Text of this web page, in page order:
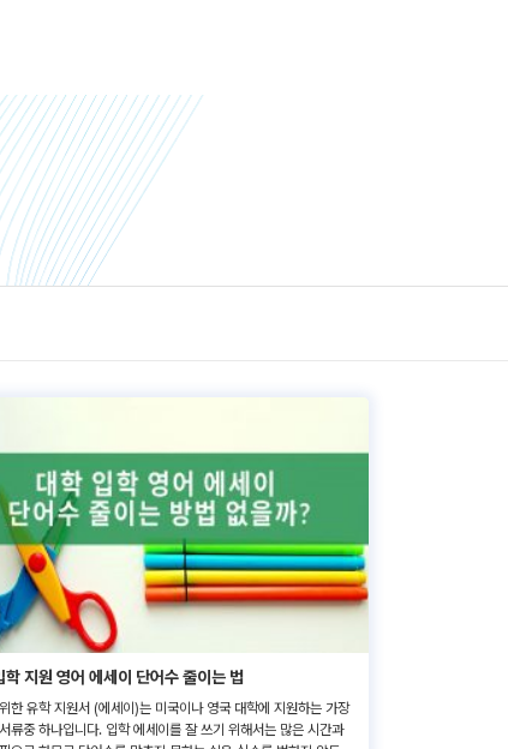
학 지원 영어 에세이 단어수 줄이는 법
한 유학 지원서 (에세이)는 미국이나 영국 대학에 지원하는 가장
류중 하나입니다. 입학 에세이를 잘 쓰기 위해서는 많은 시간과